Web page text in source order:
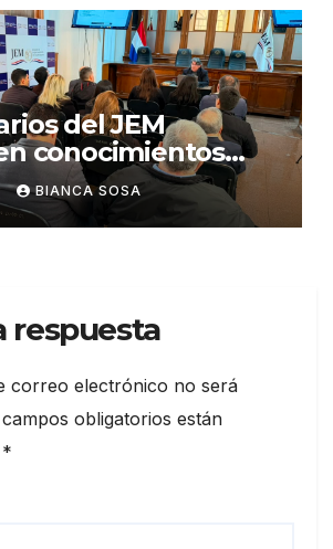
del JEM
conocimientos
de
públicos
BIANCA SOSA
respuesta
correo electrónico no será
obligatorios están
*